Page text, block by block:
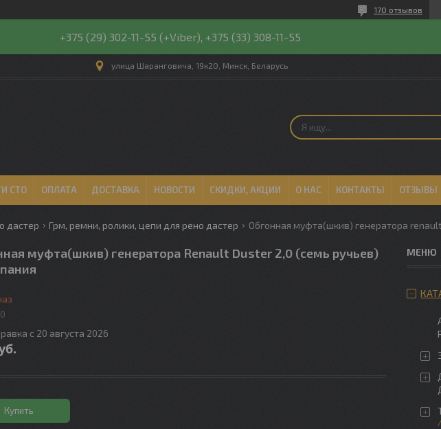
170 отзывов
+375 (29) 302-11-55 (+Viber), +375 (33) 308-11-55
улица Шаранговича, 19к20, Минск, Беларусь
СТО ОПЛАТА ДОСТАВКА НОВОСТИ СКИДКИ, АКЦИИ О НАС КОНТАКТЫ ОТЗЫВЫ
дастер Грм, ремни, ролики, цепи для рено дастер
муфта(шкив) генератора Renault Duster 2,0 (семь ручьев)
с 20 августа 2026
Купить